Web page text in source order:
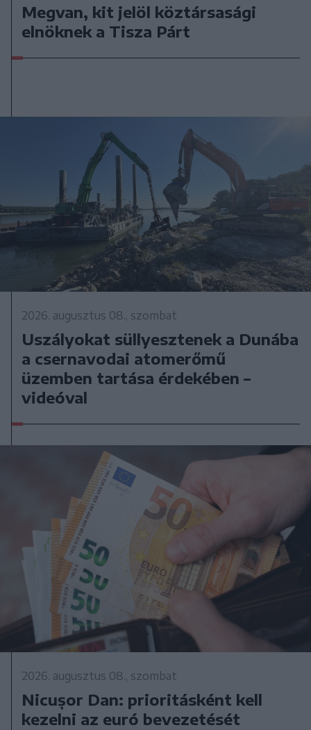
Megvan, kit jelöl köztársasági
elnöknek a Tisza Párt
2026. augusztus 08., szombat
Uszályokat süllyesztenek a Dunába
a csernavodai atomerőmű
üzemben tartása érdekében –
videóval
2026. augusztus 08., szombat
Nicușor Dan: prioritásként kell
kezelni az euró bevezetését